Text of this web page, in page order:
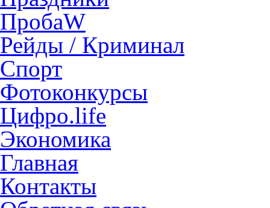
ПробаW
Рейды / Криминал
Спорт
Фотоконкурсы
Цифро.life
Экономика
Главная
Контакты